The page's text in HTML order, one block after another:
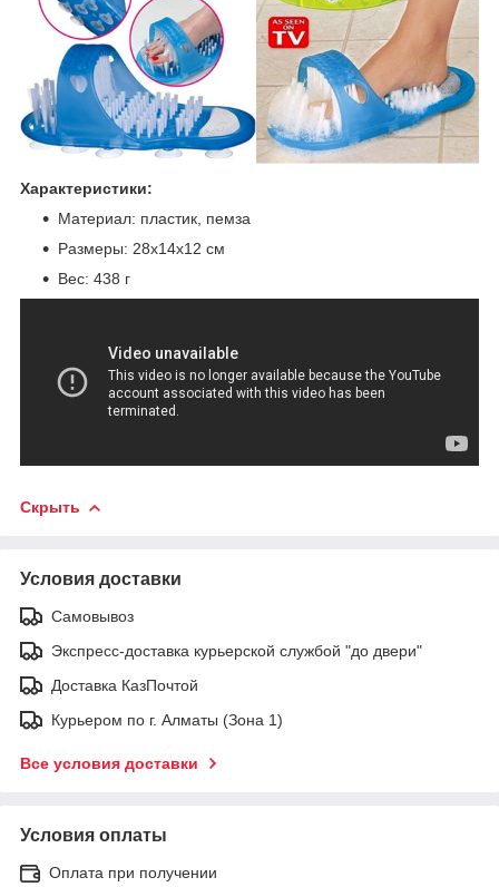
Характеристики:
Материал: пластик, пемза
Размеры: 28х14х12 см
Вес: 438 г
Скрыть
Условия доставки
Самовывоз
Экспресс-доставка курьерской службой "до двери"
Доставка КазПочтой
Курьером по г. Алматы (Зона 1)
Все условия доставки
Условия оплаты
Оплата при получении